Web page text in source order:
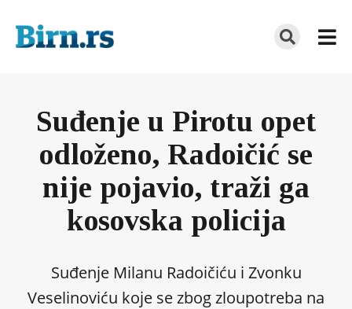
Suđenje u Pirotu opet
odloženo, Radoičić se
nije pojavio, traži ga
kosovska policija
Suđenje Milanu Radoičiću i Zvonku
Veselinoviću koje se zbog zloupotreba na